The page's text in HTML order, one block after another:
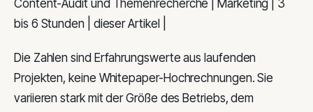
Content-Audit und Themenrecherche | Marketing | 3
bis 6 Stunden | dieser Artikel |
Die Zahlen sind Erfahrungswerte aus laufenden
Projekten, keine Whitepaper-Hochrechnungen. Sie
variieren stark mit der Größe des Betriebs, dem